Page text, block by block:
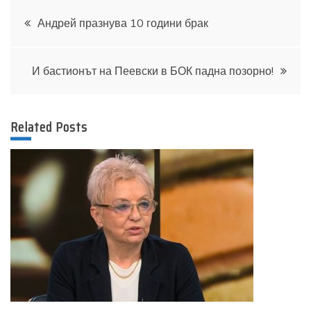
Навигация
Андрей празнува 10 години брак
И бастионът на Пеевски в БОК падна позорно!
Related Posts